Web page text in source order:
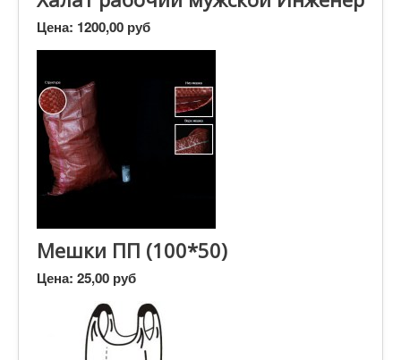
Цена: 1200,00 руб
Мешки ПП (100*50)
Цена: 25,00 руб